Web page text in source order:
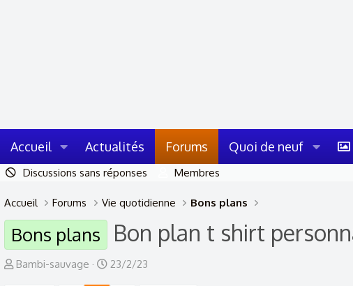
Accueil Actualités Forums Quoi de neuf
Discussions sans réponses Membres
Accueil Forums Vie quotidienne Bons plans
Bons plans Bon plan t shirt
A
Bambi-sauvage
D
23/2/23